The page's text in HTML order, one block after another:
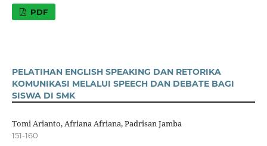
PDF
PELATIHAN ENGLISH SPEAKING DAN RETORIKA
KOMUNIKASI MELALUI SPEECH DAN DEBATE BAGI
SISWA DI SMK
Tomi Arianto, Afriana Afriana, Padrisan Jamba
151-160